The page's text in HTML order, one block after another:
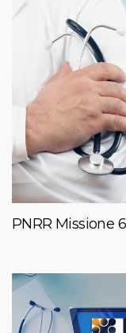
PNRR Missione